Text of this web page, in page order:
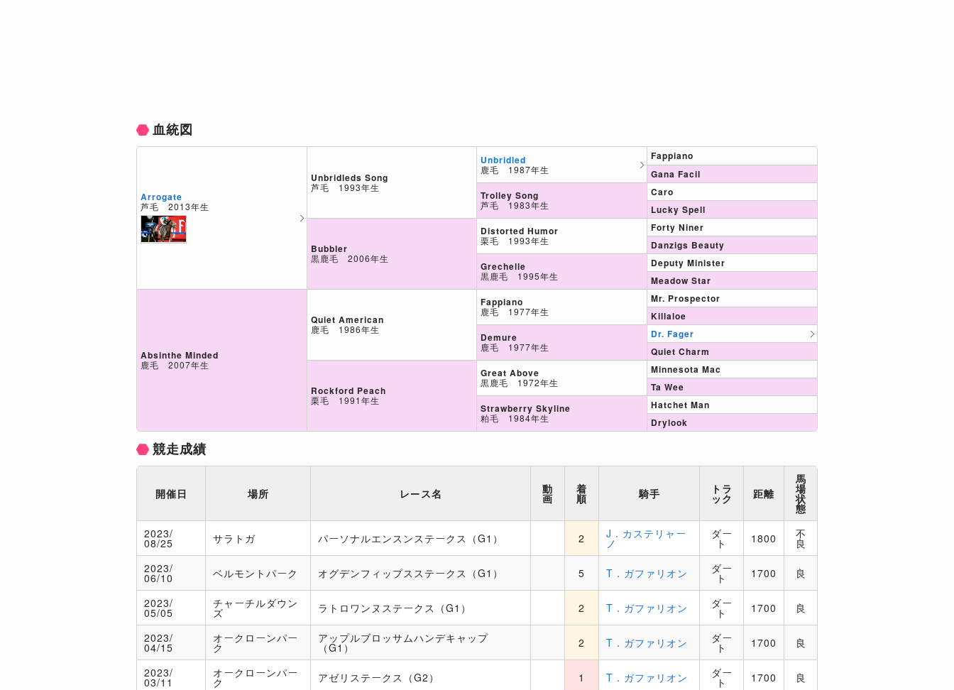
血統図
Arrogate
芦毛 2013年生
Absinthe Minded
鹿毛 2007年生
Unbridleds Song
芦毛 1993年生
Bubbler
黒鹿毛 2006年生
Quiet American
鹿毛 1986年生
Rockford Peach
栗毛 1991年生
Unbridled
鹿毛 1987年生
Trolley Song
芦毛 1983年生
Distorted Humor
栗毛 1993年生
Grechelle
黒鹿毛 1995年生
Fappiano
鹿毛 1977年生
Demure
鹿毛 1977年生
Great Above
黒鹿毛 1972年生
Strawberry Skyline
粕毛 1984年生
Fappiano
Gana Facil
Caro
Lucky Spell
Forty Niner
Danzigs Beauty
Deputy Minister
Meadow Star
Mr. Prospector
Killaloe
Dr. Fager
Quiet Charm
Minnesota Mac
Ta Wee
Hatchet Man
Drylook
競走成績
開催日 場所 レース名 動
画
着
順 騎手 トラ
ック 距離
馬
場
状
態
2023/
08/25 サラトガ パーソナルエンスンステークス（G1） 2 J．カステリャー
ノ
ダー
ト 1800 不
良
2023/
06/10 ベルモントパーク オグデンフィップスステークス（G1） 5 T．ガファリオン ダー
ト 1700 良
2023/
05/05
チャーチルダウン
ズ ラトロワンヌステークス（G1） 2 T．ガファリオン ダー
ト 1700 良
2023/
04/15
オークローンパー
ク
アップルブロッサムハンデキャップ
（G1） 2 T．ガファリオン ダー
ト 1700 良
2023/
03/11
オークローンパー
ク アゼリステークス（G2） 1 T．ガファリオン ダー
ト 1700 良